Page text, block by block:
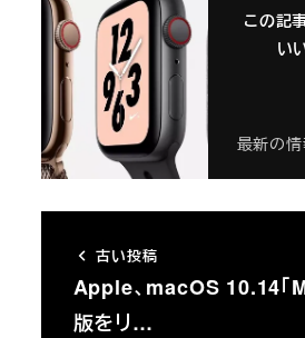
この記
い
最新の
古い投稿
Apple、macOS 10.14「
版をリ…